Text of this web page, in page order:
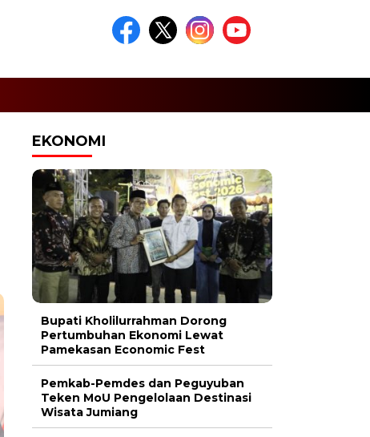
EKONOMI
Bupati Kholilurrahman Dorong
Pertumbuhan Ekonomi Lewat
Pamekasan Economic Fest
Pemkab-Pemdes dan Peguyuban
Teken MoU Pengelolaan Destinasi
Wisata Jumiang